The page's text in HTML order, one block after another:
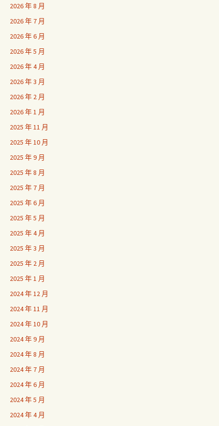
2026 年 8 月
2026 年 7 月
2026 年 6 月
2026 年 5 月
2026 年 4 月
2026 年 3 月
2026 年 2 月
2026 年 1 月
2025 年 11 月
2025 年 10 月
2025 年 9 月
2025 年 8 月
2025 年 7 月
2025 年 6 月
2025 年 5 月
2025 年 4 月
2025 年 3 月
2025 年 2 月
2025 年 1 月
2024 年 12 月
2024 年 11 月
2024 年 10 月
2024 年 9 月
2024 年 8 月
2024 年 7 月
2024 年 6 月
2024 年 5 月
2024 年 4 月